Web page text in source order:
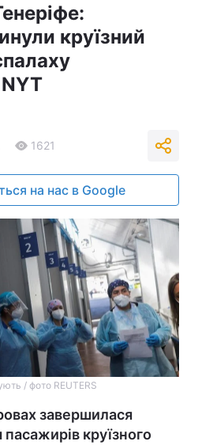
круїзний
NYT
1621
на нас в Google
/ фото REUTERS
завершилася
круїзного